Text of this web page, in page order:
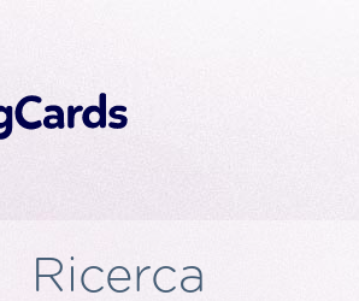
Ricerca